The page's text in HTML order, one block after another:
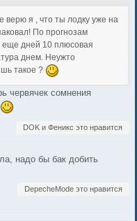
верю я , что ты лодку уже на
По прогнозам
еще дней 10 плюсовая
днем. Неужто
такое ?
червячек сомнения
DOK и Феникс это нравится
надо бы бак добить
DepecheMode это нравится